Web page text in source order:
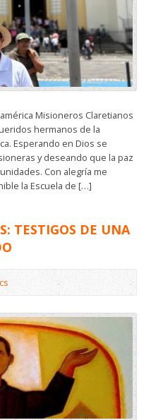
Misioneros Claretianos
hermanos de la
Esperando en Dios se
y deseando que la paz
Con alegría me
la Escuela de […]
TESTIGOS DE UNA